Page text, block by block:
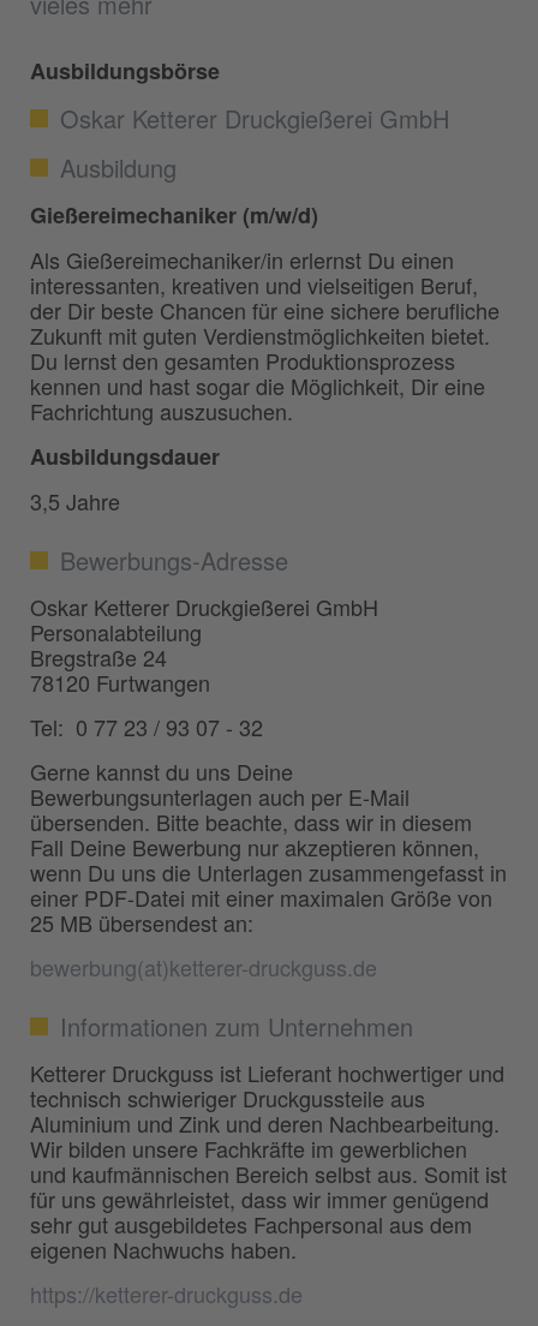
Ausbildungsbörse
Oskar Ketterer Druckgießerei GmbH
Ausbildung
Gießereimechaniker (m/w/d)
Als Gießereimechaniker/in erlernst Du einen
interessanten, kreativen und vielseitigen Beruf,
der Dir beste Chancen für eine sichere berufliche
Zukunft mit guten Verdienstmöglichkeiten bietet.
Du lernst den gesamten Produktionsprozess
kennen und hast sogar die Möglichkeit, Dir eine
Fachrichtung auszusuchen.
Ausbildungsdauer
3,5 Jahre
Bewerbungs-Adresse
Oskar Ketterer Druckgießerei GmbH
Personalabteilung
Bregstraße 24
78120 Furtwangen
Tel: 0 77 23 / 93 07 - 32
Gerne kannst du uns Deine
Bewerbungsunterlagen auch per E-Mail
übersenden. Bitte beachte, dass wir in diesem
Fall Deine Bewerbung nur akzeptieren können,
wenn Du uns die Unterlagen zusammengefasst in
einer PDF-Datei mit einer maximalen Größe von
25 MB übersendest an:
bewerbung(at)ketterer-druckguss.de
Informationen zum Unternehmen
Ketterer Druckguss ist Lieferant hochwertiger und
technisch schwieriger Druckgussteile aus
Aluminium und Zink und deren Nachbearbeitung.
Wir bilden unsere Fachkräfte im gewerblichen
und kaufmännischen Bereich selbst aus. Somit ist
für uns gewährleistet, dass wir immer genügend
sehr gut ausgebildetes Fachpersonal aus dem
eigenen Nachwuchs haben.
https://ketterer-druckguss.de